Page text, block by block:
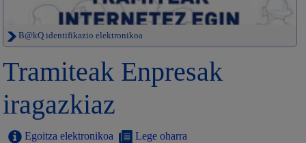
B@kQ identifikazio elektronikoa
Tramiteak Enpresak
iragazkiaz
Egoitza elektronikoa Lege oharra